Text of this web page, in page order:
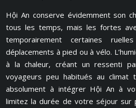
Hội An conserve évidemment son
tous les temps, mais les fortes
temporairement certaines
déplacements à pied ou à vélo.
à la chaleur, créant un ressenti
voyageurs peu habitués au climat
absolument à intégrer Hội An à
limitez la durée de votre séjour sur